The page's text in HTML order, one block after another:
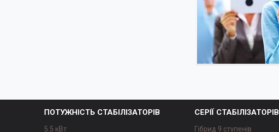
ПОТУЖНІСТЬ СТАБІЛІЗАТОРІВ
5.5 кВт
СЕРІЇ СТАБІЛІЗАТОРІВ
Гібрид 9 ступенів